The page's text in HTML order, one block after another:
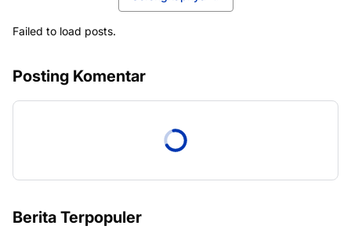
Failed to load posts.
Posting Komentar
Berita Terpopuler